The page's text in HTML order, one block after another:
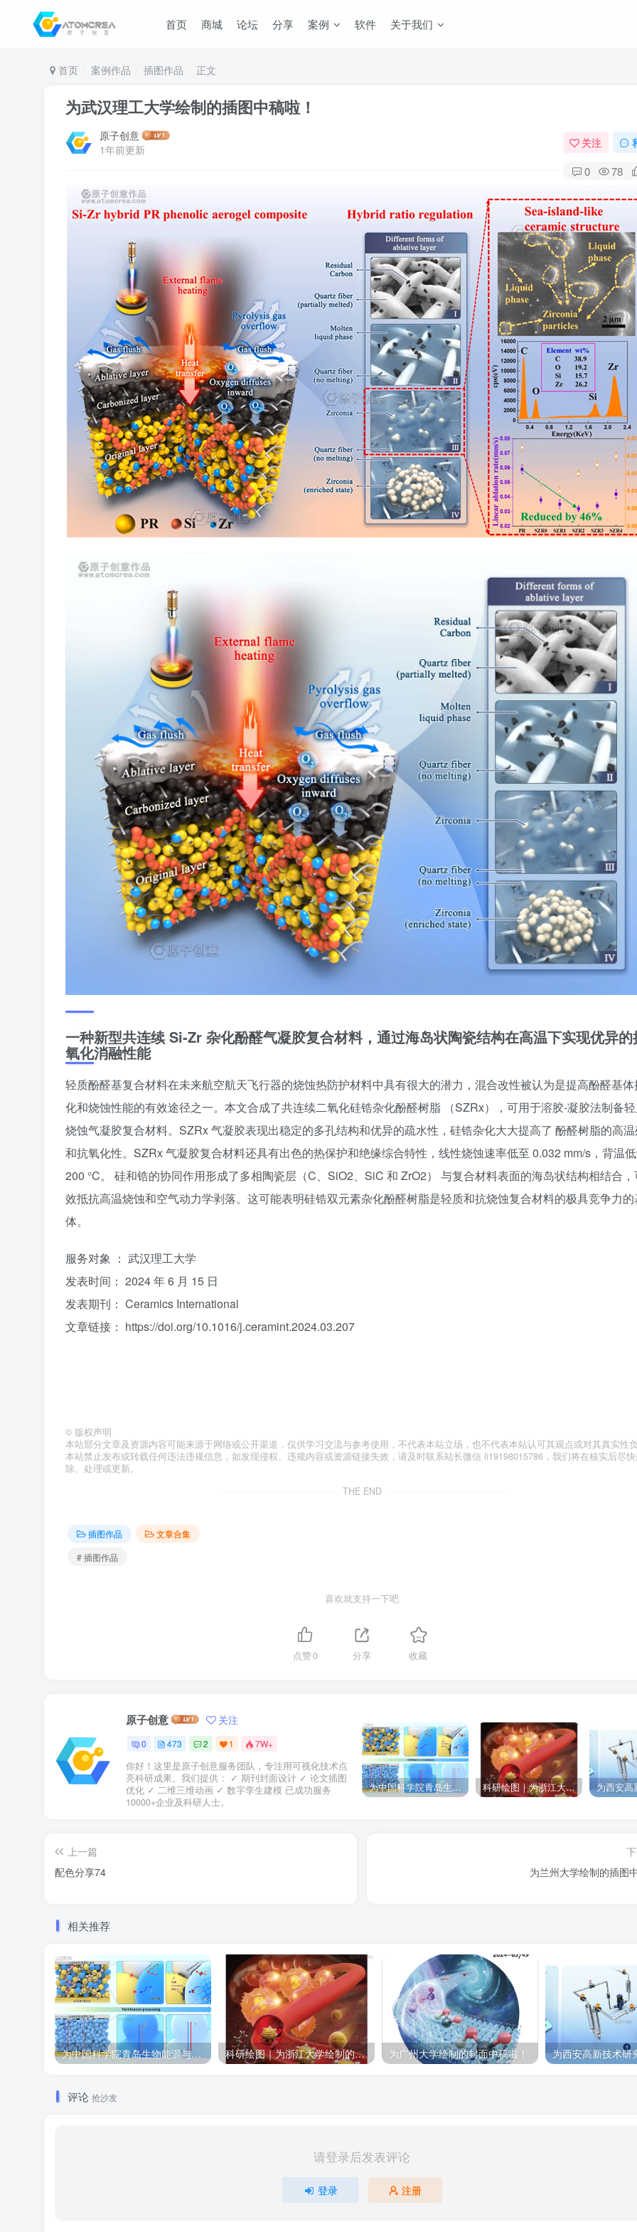
首页 商城 论坛 分享 案例 软件 关于我们
首页 案例作品 插图作品 正文
为武汉理工大学绘制的插图中稿啦！
原子创意
1年前更新
关注
0 78
一种新型共连续 Si-Zr 杂化酚醛气凝胶复合材料，通过海岛状陶瓷结构在高温下实现优异的
氧化消融性能
轻质酚醛基复合材料在未来航空航天飞行器的烧蚀热防护材料中具有很大的潜力，混合改性被认为是提高酚醛基
化和烧蚀性能的有效途径之一。本文合成了共连续二氧化硅锆杂化酚醛树脂 （SZRx），可用于溶胶-凝胶法制备
烧蚀气凝胶复合材料。SZRx 气凝胶表现出稳定的多孔结构和优异的疏水性，硅锆杂化大大提高了 酚醛树脂的高
和抗氧化性。SZRx 气凝胶复合材料还具有出色的热保护和绝缘综合特性，线性烧蚀速率低至 0.032 mm/s，背温
200 °C。 硅和锆的协同作用形成了多相陶瓷层（C、SiO2、SiC 和 ZrO2） 与复合材料表面的海岛状结构相结合
效抵抗高温烧蚀和空气动力学剥落。这可能表明硅锆双元素杂化酚醛树脂是轻质和抗烧蚀复合材料的极具竞争力的
体。
服务对象 ： 武汉理工大学
发表时间： 2024 年 6 月 15 日
发表期刊： Ceramics International
文章链接： https://doi.org/10.1016/j.ceramint.2024.03.207
© 版权声明
本站部分文章及资源内容可能来源于网络或公开渠道，仅供学习交流与参考使用，不代表本站立场，也不代表本站认可其观点或对其真实性负
本站禁止发布或转载任何违法违规信息，如发现侵权、违规内容或资源链接失效，请及时联系站长微信 li19198015786，我们将在核实后尽快
除、处理或更新。
THE END
插图作品
文章合集
# 插图作品
喜欢就支持一下吧
点赞0 分享 收藏
原子创意 关注
0 473 2 1 7W+
你好！这里是原子创意服务团队，专注用可视化技术点
亮科研成果。我们提供： ✓ 期刊封面设计 ✓ 论文插图
优化 ✓ 二维三维动画 ✓ 数字孪生建模 已成功服务
10000+企业及科研人士。
为中国科学院青岛生物能源与过程研究所绘制的插图作品 科研绘图｜为浙江大学绘制的封面中稿啦！
上一篇
配色分享74
为兰州大学绘制的插图
相关推荐
为中国科学院青岛生物能源与过程研究所绘制的插图作品 科研绘图｜为浙江大学绘制的封面中稿啦！ 为广州大学绘制的封面中稿啦！
评论 抢沙发
请登录后发表评论
登录 注册